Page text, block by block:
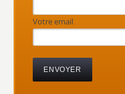
Votre email